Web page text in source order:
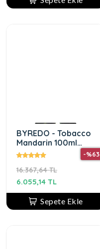
BYREDO - Tobacco
Mandarin 100ml
unisex parfüm
16.367,64 TL
-%63
6.055,14 TL
Sepete Ekle